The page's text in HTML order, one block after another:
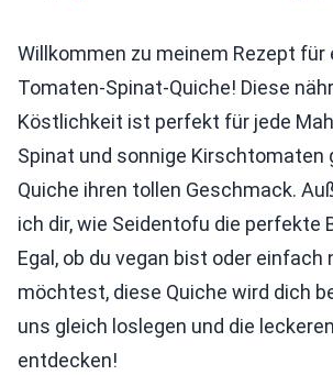
Willkommen zu meinem Rezept für
Tomaten-Spinat-Quiche! Diese
Köstlichkeit ist perfekt für jede
Spinat und sonnige Kirschtomaten
Quiche ihren tollen Geschmack.
ich dir, wie Seidentofu die perfekte
Egal, ob du vegan bist oder einfach
möchtest, diese Quiche wird dich
uns gleich loslegen und die
entdecken!